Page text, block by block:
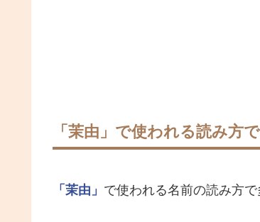
「茉由」で使われる読み方
「茉由」 で使われる名前の読み方